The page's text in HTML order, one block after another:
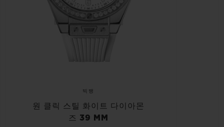
빅뱅
원 클릭 스틸 화이트 다이아몬
즈 39 MM